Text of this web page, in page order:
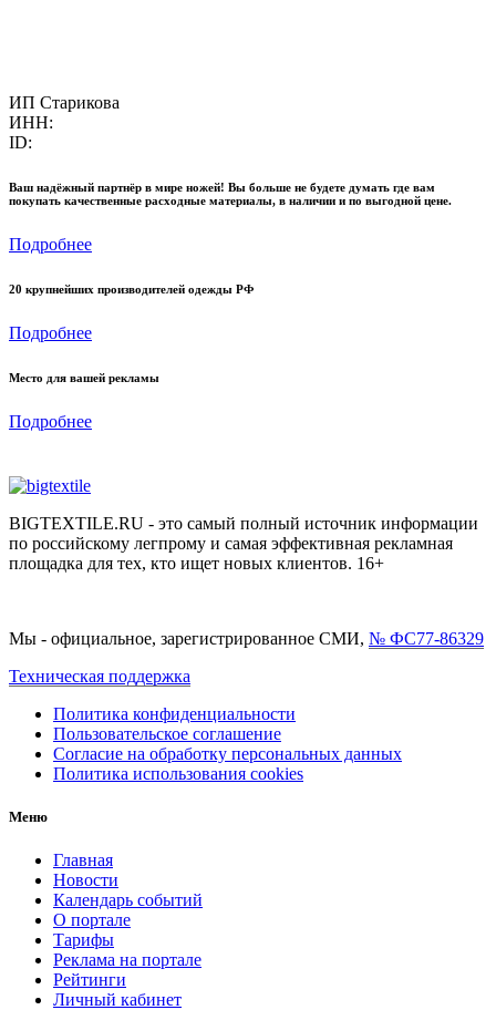
ИП Старикова
ИНН:
ID:
Ваш надёжный партнёр в мире ножей! Вы больше не будете думать где вам
покупать качественные расходные материалы, в наличии и по выгодной цене.
Подробнее
20 крупнейших производителей одежды РФ
Подробнее
Место для вашей рекламы
Подробнее
BIGTEXTILE.RU - это самый полный источник информации
по российскому легпрому и самая эффективная рекламная
площадка для тех, кто ищет новых клиентов. 16+
Мы - официальное, зарегистрированное СМИ, № ФС77-86329
Техническая поддержка
Политика конфиденциальности
Пользовательское соглашение
Согласие на обработку персональных данных
Политика использования cookies
Меню
Главная
Новости
Календарь событий
О портале
Тарифы
Реклама на портале
Рейтинги
Личный кабинет